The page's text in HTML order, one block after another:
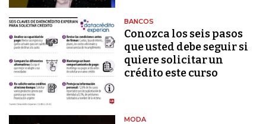
BANCOS
Conozca los seis pasos
que usted debe seguir si
quiere solicitar un
crédito este curso
MODA